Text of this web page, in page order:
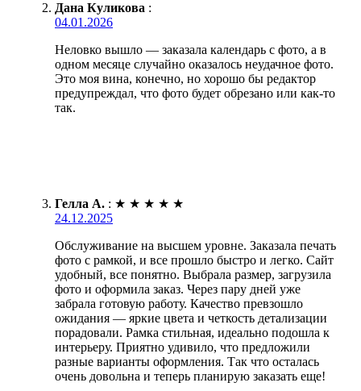
Дана Куликова :
04.01.2026
Неловко вышло — заказала календарь с фото, а в
одном месяце случайно оказалось неудачное фото.
Это моя вина, конечно, но хорошо бы редактор
предупреждал, что фото будет обрезано или как-то
так.
Гелла А. : ★ ★ ★ ★ ★
24.12.2025
Обслуживание на высшем уровне. Заказала печать
фото с рамкой, и все прошло быстро и легко. Сайт
удобный, все понятно. Выбрала размер, загрузила
фото и оформила заказ. Через пару дней уже
забрала готовую работу. Качество превзошло
ожидания — яркие цвета и четкость детализации
порадовали. Рамка стильная, идеально подошла к
интерьеру. Приятно удивило, что предложили
разные варианты оформления. Так что осталась
очень довольна и теперь планирую заказать еще!